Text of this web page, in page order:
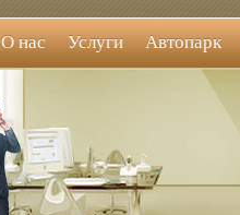
О нас Услуги Автопарк